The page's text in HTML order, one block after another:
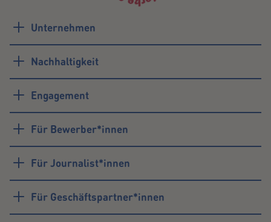
Probleme beim Download?
Schreiben Sie uns einfach:
Unternehmen
Nachhaltigkeit
Engagement
Für Bewerber*innen
Für Journalist*innen
Für Geschäftspartner*innen